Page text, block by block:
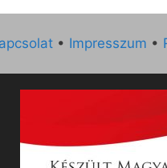
• Impresszum •